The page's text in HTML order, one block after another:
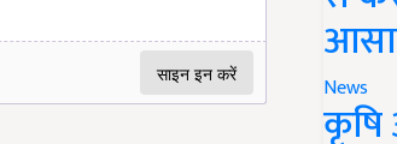
News
कृषि